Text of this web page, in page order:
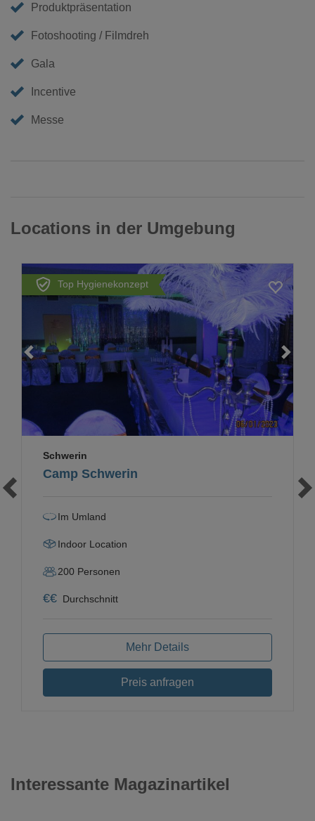
Produktpräsentation
Fotoshooting / Filmdreh
Gala
Incentive
Messe
Locations in der Umgebung
Top Hygienekonzept
Loading...
Camp Schwerin
Schwerin
Im Umland
Indoor Location
200 Personen
€€ Durchschnitt
Mehr Details
Preis anfragen
Interessante Magazinartikel